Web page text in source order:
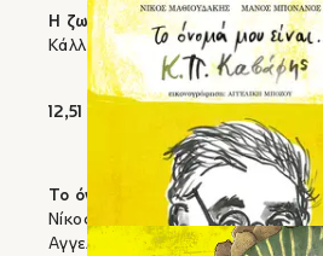
Η ζωή στον πλανήτη μας
Κάλλια Σπανουδάκη, Χρήστος
12,51 €
Το όνομά μου είναι... Κ.Π.
Νίκος Μαθιουδάκης, Μάνος
Αγγελική Μπόζου